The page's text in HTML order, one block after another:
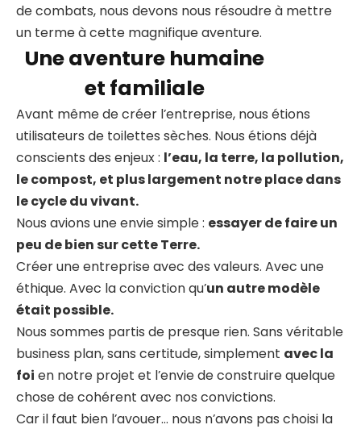
de combats, nous devons nous résoudre à mettre
un terme à cette magnifique aventure.
Une aventure humaine
et familiale
Avant même de créer l’entreprise, nous étions
utilisateurs de toilettes sèches. Nous étions déjà
conscients des enjeux : l’eau, la terre, la pollution,
le compost, et plus largement notre place dans
le cycle du vivant.
Nous avions une envie simple : essayer de faire un
peu de bien sur cette Terre.
Créer une entreprise avec des valeurs. Avec une
éthique. Avec la conviction qu’un autre modèle
était possible.
Nous sommes partis de presque rien. Sans véritable
business plan, sans certitude, simplement avec la
foi en notre projet et l’envie de construire quelque
chose de cohérent avec nos convictions.
Car il faut bien l’avouer… nous n’avons pas choisi la